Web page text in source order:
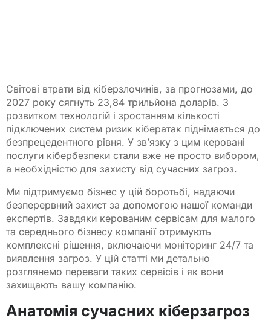
Світові втрати від кіберзлочинів, за прогнозами, до
2027 року сягнуть 23,84 трильйона доларів. З
розвитком технологій і зростанням кількості
підключених систем ризик кібератак піднімається до
безпрецедентного рівня. У зв’язку з цим керовані
послуги кібербезпеки стали вже не просто вибором,
а необхідністю для захисту від сучасних загроз.
Ми підтримуємо бізнес у цій боротьбі, надаючи
безперервний захист за допомогою нашої команди
експертів. Завдяки керованим сервісам для малого
та середнього бізнесу компанії отримують
комплексні рішення, включаючи моніторинг 24/7 та
виявлення загроз. У цій статті ми детально
розглянемо переваги таких сервісів і як вони
захищають вашу компанію.
Анатомія сучасних кіберзагроз